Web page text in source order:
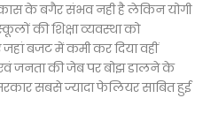
के बगैर संभव नही है लेकिन योगी
की शिक्षा व्यवस्था को
बजट में कमी कर दिया वहीं
जनता की जेब पर बोझ डालने के
सबसे ज्यादा फेलियर साबित हुई